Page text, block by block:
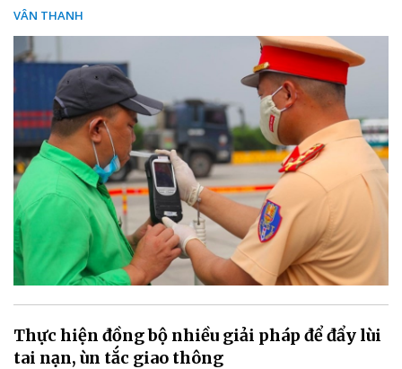
VÂN THANH
Thực hiện đồng bộ nhiều giải pháp để đẩy lùi
tai nạn, ùn tắc giao thông